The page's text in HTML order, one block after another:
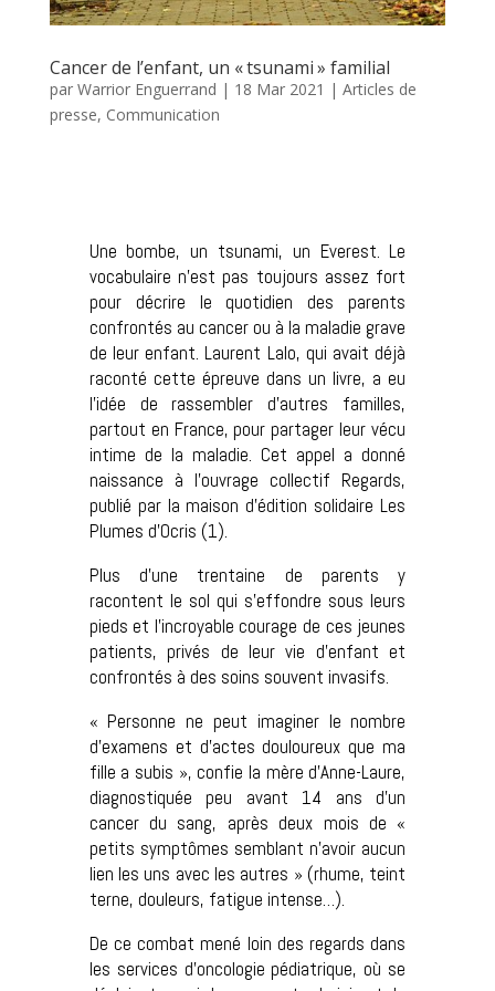
Cancer de l’enfant, un « tsunami » familial
par Warrior Enguerrand | 18 Mar 2021 | Articles de
presse, Communication
Une bombe, un tsunami, un Everest. Le
vocabulaire n’est pas toujours assez fort
pour décrire le quotidien des parents
confrontés au cancer ou à la maladie grave
de leur enfant. Laurent Lalo, qui avait déjà
raconté cette épreuve dans un livre, a eu
l’idée de rassembler d’autres familles,
partout en France, pour partager leur vécu
intime de la maladie. Cet appel a donné
naissance à l’ouvrage collectif Regards,
publié par la maison d’édition solidaire Les
Plumes d’Ocris (1).
Plus d’une trentaine de parents y
racontent le sol qui s’effondre sous leurs
pieds et l’incroyable courage de ces jeunes
patients, privés de leur vie d’enfant et
confrontés à des soins souvent invasifs.
« Personne ne peut imaginer le nombre
d’examens et d’actes douloureux que ma
fille a subis », confie la mère d’Anne-Laure,
diagnostiquée peu avant 14 ans d’un
cancer du sang, après deux mois de «
petits symptômes semblant n’avoir aucun
lien les uns avec les autres » (rhume, teint
terne, douleurs, fatigue intense…).
De ce combat mené loin des regards dans
les services d’oncologie pédiatrique, où se